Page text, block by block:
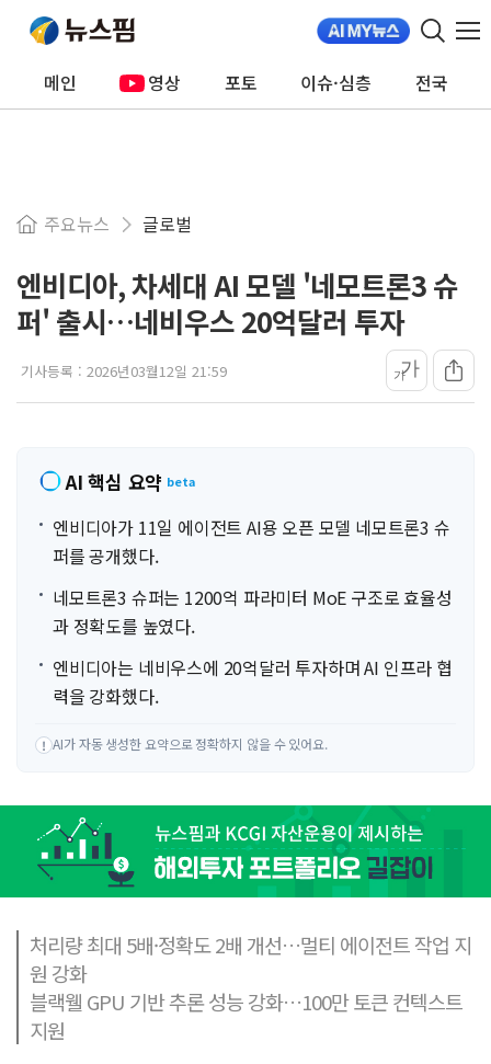
메인 영상 포토 이슈·심층 전국
주요뉴스 글로벌
엔비디아, 차세대 AI 모델 '네모트론3 슈
퍼' 출시…네비우스 20억달러 투자
기사등록 : 2026년03월12일 21:59 가가
AI 핵심 요약 beta
엔비디아가 11일 에이전트 AI용 오픈 모델 네모트론3 슈
퍼를 공개했다.
네모트론3 슈퍼는 1200억 파라미터 MoE 구조로 효율성
과 정확도를 높였다.
엔비디아는 네비우스에 20억달러 투자하며 AI 인프라 협
력을 강화했다.
! AI가 자동 생성한 요약으로 정확하지 않을 수 있어요.
처리량 최대 5배·정확도 2배 개선…멀티 에이전트 작업 지
원 강화
블랙웰 GPU 기반 추론 성능 강화…100만 토큰 컨텍스트
지원